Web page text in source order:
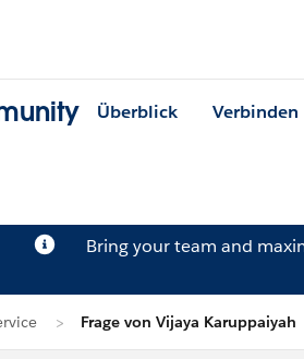
Überblick Verbinden
Bring your team and
Frage von Vijaya Karuppaiyah